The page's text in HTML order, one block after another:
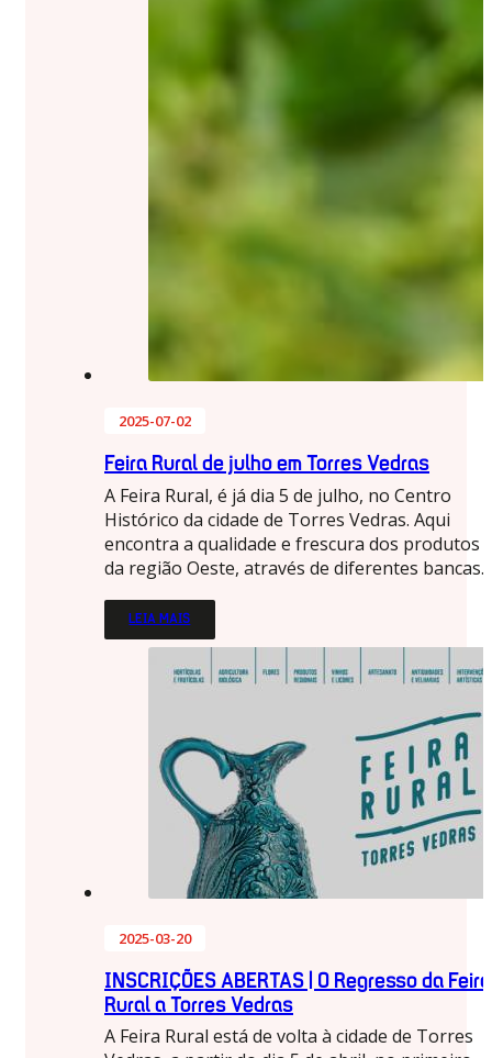
2025-07-02
Feira Rural de julho em Torres Vedras
A Feira Rural, é já dia 5 de julho, no Centro
Histórico da cidade de Torres Vedras. Aqui
encontra a qualidade e frescura dos produtos
da região Oeste, através de diferentes bancas…
LEIA MAIS
2025-03-20
INSCRIÇÕES ABERTAS | O Regresso da Feira
Rural a Torres Vedras
A Feira Rural está de volta à cidade de Torres